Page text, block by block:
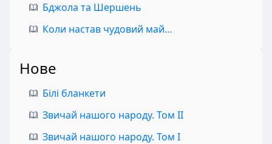
Бджола та Шершень
Коли настав чудовий май…
Нове
Білі бланкети
Звичай нашого народу. Том II
Звичай нашого народу. Том I